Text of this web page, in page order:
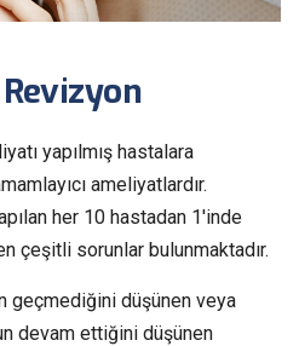
yapılmış hastalara
ameliyatlardır.
her 10 hastadan 1'inde
çeşitli sorunlar bulunmaktadır.
geçmediğini düşünen veya
devam ettiğini düşünen